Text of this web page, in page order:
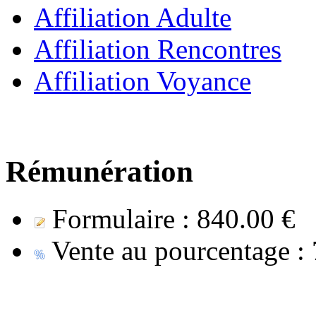
Affiliation Adulte
Affiliation Rencontres
Affiliation Voyance
Rémunération
Formulaire : 840.00 €
Vente au pourcentage :